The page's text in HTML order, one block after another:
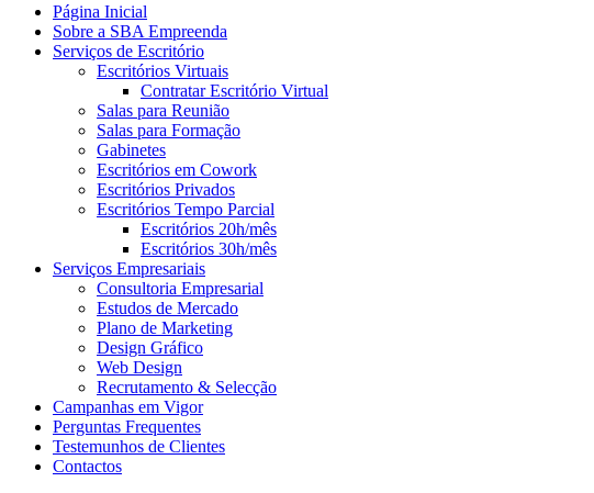
Página Inicial
Sobre a SBA Empreenda
Serviços de Escritório
Escritórios Virtuais
Contratar Escritório Virtual
Salas para Reunião
Salas para Formação
Gabinetes
Escritórios em Cowork
Escritórios Privados
Escritórios Tempo Parcial
Escritórios 20h/mês
Escritórios 30h/mês
Serviços Empresariais
Consultoria Empresarial
Estudos de Mercado
Plano de Marketing
Design Gráfico
Web Design
Recrutamento & Selecção
Campanhas em Vigor
Perguntas Frequentes
Testemunhos de Clientes
Contactos